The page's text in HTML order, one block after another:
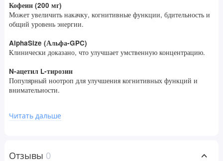
Кофеин (200 мг)
Может увеличить накачку, когнитивные функции, бдительность и
общий уровень энергии.
AlphaSize (Альфа-GPC)
Клинически доказано, что улучшает умственную концентрацию.
N-ацетил L-тирозин
Популярный ноотроп для улучшения когнитивных функций и
внимательности.
Поддерживает баланс серотонина для настроения и мотивации.
стресс.
Читать дальше
Отзывы 0